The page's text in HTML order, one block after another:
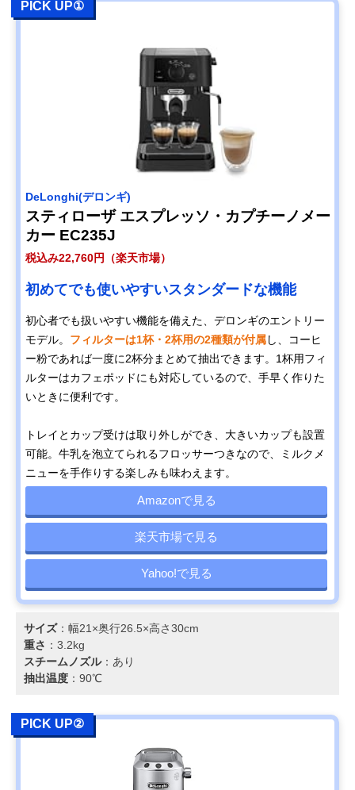
PICK UP①
‎DeLonghi(デロンギ)
スティローザ エスプレッソ・カプチーノメー
カー EC235J
税込み22,760円（楽天市場）
初めてでも使いやすいスタンダードな機能
初心者でも扱いやすい機能を備えた、デロンギのエントリー
モデル。 フィルターは1杯・2杯用の2種類が付属し、コーヒ
ー粉であれば一度に2杯分まとめて抽出できます。1杯用フィ
ルターはカフェポッドにも対応しているので、手早く作りた
いときに便利です。
トレイとカップ受けは取り外しができ、大きいカップも設置
可能。牛乳を泡立てられるフロッサーつきなので、ミルクメ
ニューを手作りする楽しみも味わえます。
Amazonで見る
楽天市場で見る
Yahoo!で見る
サイズ：幅21×奥行26.5×高さ30cm
重さ ：3.2kg
スチームノズル：あり
抽出温度 ：90℃
PICK UP②